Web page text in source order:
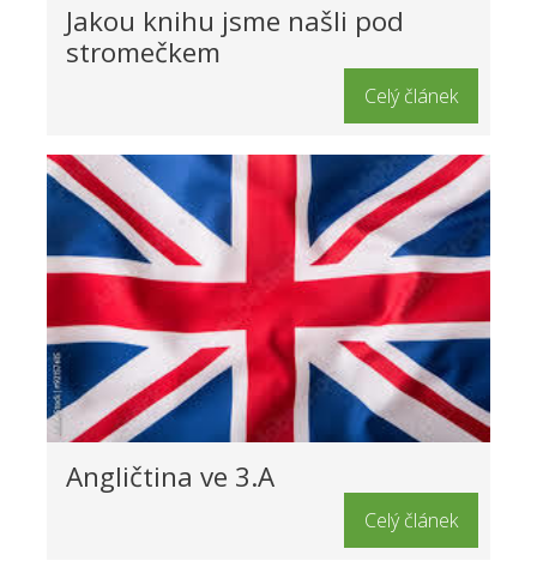
Jakou knihu jsme našli pod
stromečkem
Celý článek
Angličtina ve 3.A
Celý článek